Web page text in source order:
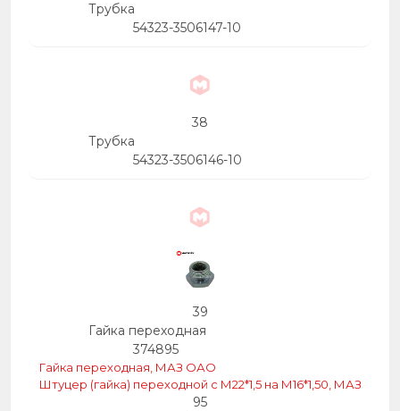
Трубка
54323-3506147-10
38
Трубка
54323-3506146-10
39
Гайка переходная
374895
Гайка переходная, МАЗ ОАО
Штуцер (гайка) переходной с М22*1,5 на М16*1,50, МАЗ
95